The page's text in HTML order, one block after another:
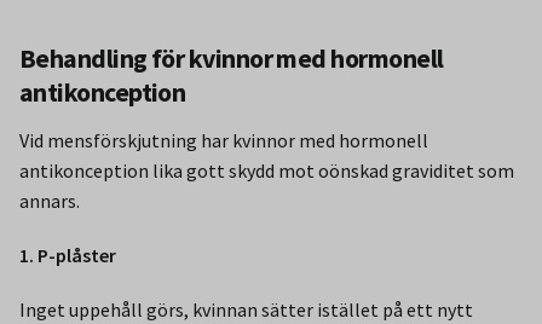
Behandling för kvinnor med hormonell
antikonception
Vid mensförskjutning har kvinnor med hormonell
antikonception lika gott skydd mot oönskad graviditet som
annars.
1. P-plåster
Inget uppehåll görs, kvinnan sätter istället på ett nytt